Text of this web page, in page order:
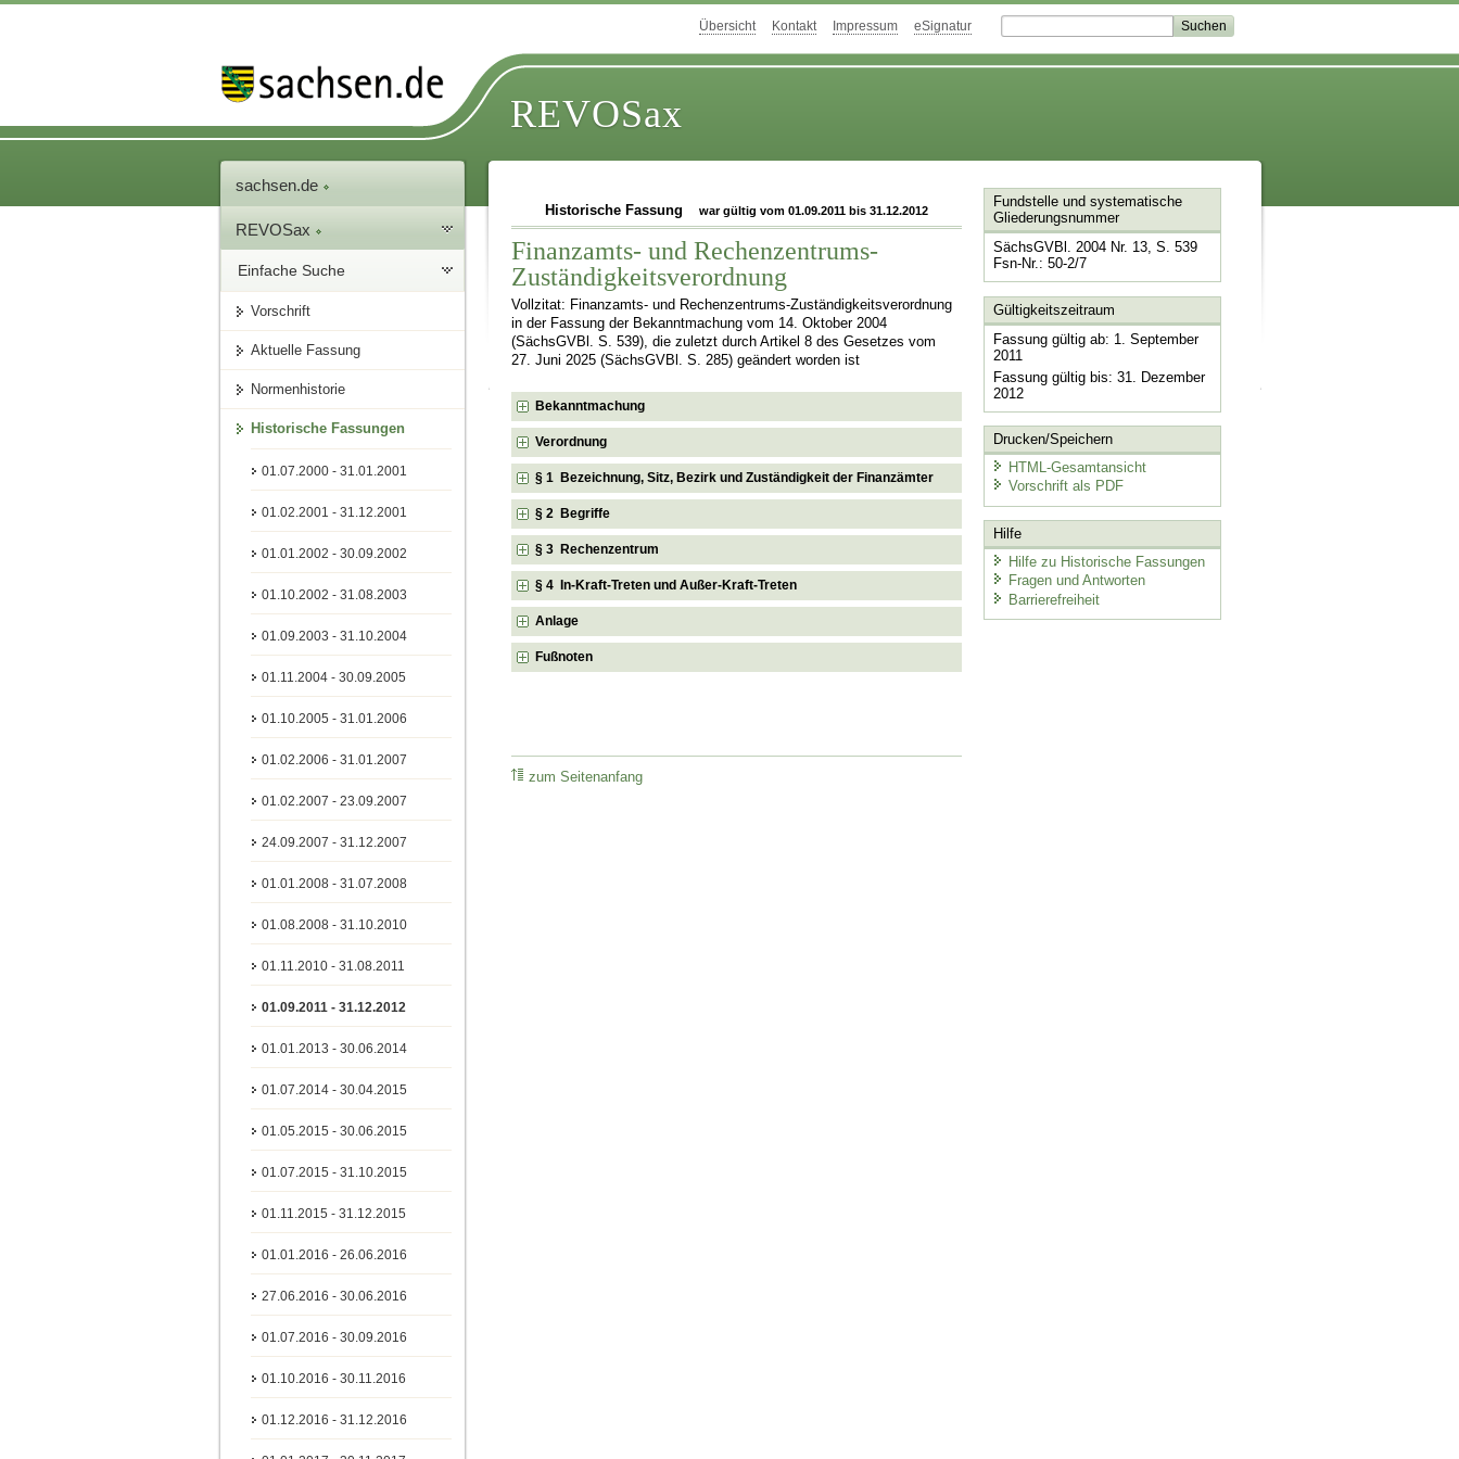
Übersicht Kontakt Impressum eSignatur
REVOSax
sachsen.de
REVOSax
Einfache Suche
Vorschrift
Aktuelle Fassung
Normenhistorie
Historische Fassungen
01.07.2000 - 31.01.2001
01.02.2001 - 31.12.2001
01.01.2002 - 30.09.2002
01.10.2002 - 31.08.2003
01.09.2003 - 31.10.2004
01.11.2004 - 30.09.2005
01.10.2005 - 31.01.2006
01.02.2006 - 31.01.2007
01.02.2007 - 23.09.2007
24.09.2007 - 31.12.2007
01.01.2008 - 31.07.2008
01.08.2008 - 31.10.2010
01.11.2010 - 31.08.2011
01.09.2011 - 31.12.2012
01.01.2013 - 30.06.2014
01.07.2014 - 30.04.2015
01.05.2015 - 30.06.2015
01.07.2015 - 31.10.2015
01.11.2015 - 31.12.2015
01.01.2016 - 26.06.2016
27.06.2016 - 30.06.2016
01.07.2016 - 30.09.2016
01.10.2016 - 30.11.2016
01.12.2016 - 31.12.2016
Historische Fassung war gültig vom 01.09.2011 bis 31.12.2012
Finanzamts- und Rechenzentrums-
Zuständigkeitsverordnung
Vollzitat: Finanzamts- und Rechenzentrums-Zuständigkeitsverordnung
in der Fassung der Bekanntmachung vom 14. Oktober 2004
(SächsGVBl. S. 539), die zuletzt durch Artikel 8 des Gesetzes vom
27. Juni 2025 (SächsGVBl. S. 285) geändert worden ist
Bekanntmachung
Verordnung
§ 1 Bezeichnung, Sitz, Bezirk und Zuständigkeit der Finanzämter
§ 2 Begriffe
§ 3 Rechenzentrum
§ 4 In-Kraft-Treten und Außer-Kraft-Treten
Anlage
Fußnoten
zum Seitenanfang
Fundstelle und systematische
Gliederungsnummer
SächsGVBl. 2004 Nr. 13, S. 539
Fsn-Nr.: 50-2/7
Gültigkeitszeitraum
Fassung gültig ab: 1. September
2011
Fassung gültig bis: 31. Dezember
2012
Drucken/Speichern
HTML-Gesamtansicht
Vorschrift als PDF
Hilfe
Hilfe zu Historische Fassungen
Fragen und Antworten
Barrierefreiheit